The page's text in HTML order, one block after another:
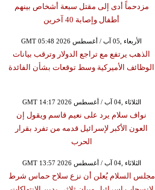
مزدحماً أدى إلى مقتل سبعة أشخاص بينهم
أطفال وإصابة 40 آخرين
GMT 05:48 2026 الأربعاء ,05 آب / أغسطس
الذهب يرتفع مع تراجع الدولار وترقب بيانات
الوظائف الأميركية وسط توقعات بشأن الفائدة
GMT 14:17 2026 الثلاثاء ,04 آب / أغسطس
نواف سلام يرد على نعيم قاسم ويقول إن
العون الأكبر لإسرائيل قدمه من تفرد بقرار
الحرب
GMT 13:57 2026 الثلاثاء ,04 آب / أغسطس
مجلس السلام يُعلن أن نزع سلاح حماس شرط